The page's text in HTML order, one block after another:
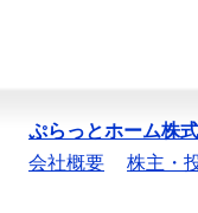
ぷらっとホーム株
会社概要
株主・